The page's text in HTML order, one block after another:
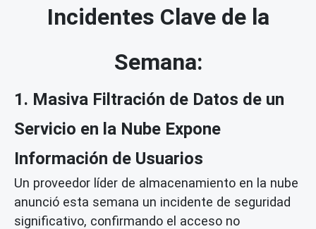
Incidentes Clave de la
Semana:
1. Masiva Filtración de Datos de un
Servicio en la Nube Expone
Información de Usuarios
Un proveedor líder de almacenamiento en la nube
anunció esta semana un incidente de seguridad
significativo, confirmando el acceso no